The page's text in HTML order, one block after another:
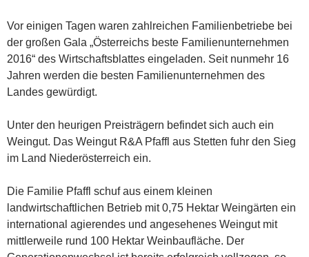
Vor einigen Tagen waren zahlreichen Familienbetriebe bei
der großen Gala „Österreichs beste Familienunternehmen
2016“ des Wirtschaftsblattes eingeladen. Seit nunmehr 16
Jahren werden die besten Familienunternehmen des
Landes gewürdigt.
Unter den heurigen Preisträgern befindet sich auch ein
Weingut. Das Weingut R&A Pfaffl aus Stetten fuhr den Sieg
im Land Niederösterreich ein.
Die Familie Pfaffl schuf aus einem kleinen
landwirtschaftlichen Betrieb mit 0,75 Hektar Weingärten ein
international agierendes und angesehenes Weingut mit
mittlerweile rund 100 Hektar Weinbaufläche. Der